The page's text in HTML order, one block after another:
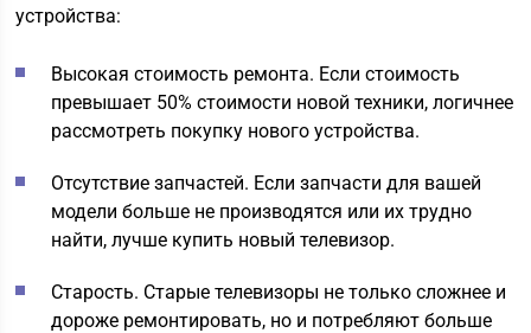
устройства:
Высокая стоимость ремонта. Если стоимость
превышает 50% стоимости новой техники, логичнее
рассмотреть покупку нового устройства.
Отсутствие запчастей. Если запчасти для вашей
модели больше не производятся или их трудно
найти, лучше купить новый телевизор.
Старость. Старые телевизоры не только сложнее и
дороже ремонтировать, но и потребляют больше